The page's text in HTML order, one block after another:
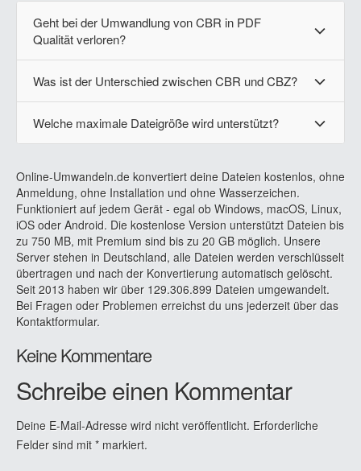
Geht bei der Umwandlung von CBR in PDF
Qualität verloren?
Was ist der Unterschied zwischen CBR und CBZ?
Welche maximale Dateigröße wird unterstützt?
Online-Umwandeln.de konvertiert deine Dateien kostenlos, ohne
Anmeldung, ohne Installation und ohne Wasserzeichen.
Funktioniert auf jedem Gerät - egal ob Windows, macOS, Linux,
iOS oder Android. Die kostenlose Version unterstützt Dateien bis
zu 750 MB, mit Premium sind bis zu 20 GB möglich. Unsere
Server stehen in Deutschland, alle Dateien werden verschlüsselt
übertragen und nach der Konvertierung automatisch gelöscht.
Seit 2013 haben wir über 129.306.899 Dateien umgewandelt.
Bei Fragen oder Problemen erreichst du uns jederzeit über das
Kontaktformular.
Keine Kommentare
Schreibe einen Kommentar
Deine E-Mail-Adresse wird nicht veröffentlicht. Erforderliche
Felder sind mit * markiert.